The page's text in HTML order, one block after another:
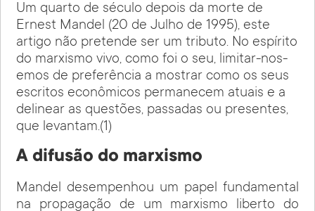
Um quarto de século depois da morte de
Ernest Mandel (20 de Julho de 1995), este
artigo não pretende ser um tributo. No espírito
do marxismo vivo, como foi o seu, limitar-nos-
emos de preferência a mostrar como os seus
escritos econômicos permanecem atuais e a
delinear as questões, passadas ou presentes,
que levantam.(1)
A difusão do marxismo
Mandel desempenhou um papel fundamental
na propagação de um marxismo liberto do